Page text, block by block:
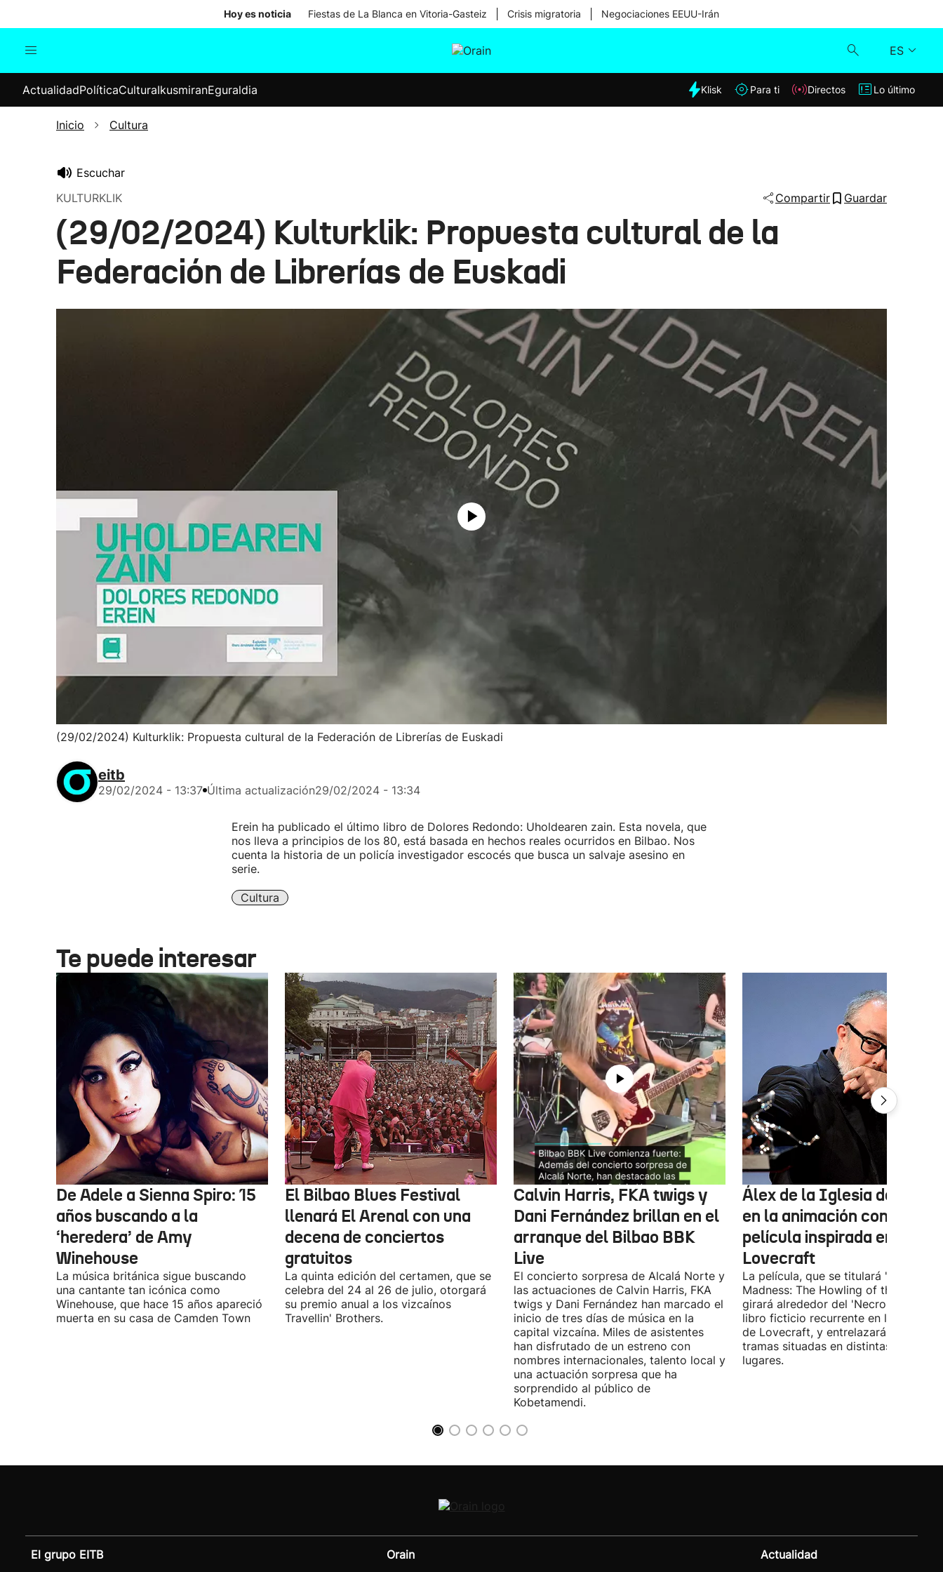
Hoy es noticia Fiestas de La Blanca en Vitoria-Gasteiz Crisis migratoria Negociaciones EEUU-Irán
ES
Internacional
Elecciones
Klisk
ActualidadPolíticaCulturaIkusmiranEguraldia Klisk Para ti Directos Lo último
Inicio Cultura
Escuchar
KULTURKLIK
Compartir Guardar
(29/02/2024) Kulturklik: Propuesta cultural de la
Federación de Librerías de Euskadi
(29/02/2024) Kulturklik: Propuesta cultural de la Federación de Librerías de Euskadi
eitb
29/02/2024 - 13:37 Última actualización29/02/2024 - 13:34
Erein ha publicado el último libro de Dolores Redondo: Uholdearen zain. Esta novela, que
nos lleva a principios de los 80, está basada en hechos reales ocurridos en Bilbao. Nos
cuenta la historia de un policía investigador escocés que busca un salvaje asesino en
serie.
Cultura
Te puede interesar
De Adele a Sienna Spiro: 15
años buscando a la
‘heredera’ de Amy
Winehouse
La música británica sigue buscando
una cantante tan icónica como
Winehouse, que hace 15 años apareció
muerta en su casa de Camden Town
El Bilbao Blues Festival
llenará El Arenal con una
decena de conciertos
gratuitos
La quinta edición del certamen, que se
celebra del 24 al 26 de julio, otorgará
su premio anual a los vizcaínos
Travellin' Brothers.
Calvin Harris, FKA twigs y
Dani Fernández brillan en el
arranque del Bilbao BBK
Live
El concierto sorpresa de Alcalá Norte y
las actuaciones de Calvin Harris, FKA
twigs y Dani Fernández han marcado el
inicio de tres días de música en la
capital vizcaína. Miles de asistentes
han disfrutado de un estreno con
nombres internacionales, talento local y
una actuación sorpresa que ha
sorprendido al público de
Kobetamendi.
Álex de la Iglesia debutará
en la animación con una
película inspirada en
Lovecraft
La película, que se titulará 'Ages of
Madness: The Howling of the Jinn',
girará alrededor del 'Necronomicón',
libro ficticio recurrente en los relatos
de Lovecraft, y entrelazará varias
tramas situadas en distintas épocas y
lugares.
El grupo EITB Orain Actualidad